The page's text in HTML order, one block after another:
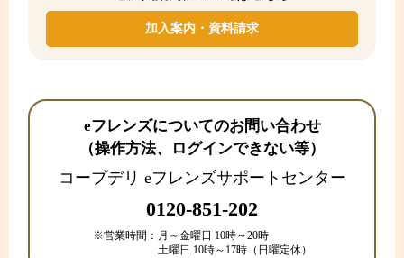
加入案内・資料請求
eフレンズについてのお問い合わせ
（操作方法、ログインできない等）
コープデリ eフレンズサポートセンター
0120-851-202
※営業時間： 月～金曜日 10時～20時
土曜日 10時～17時（日曜定休）